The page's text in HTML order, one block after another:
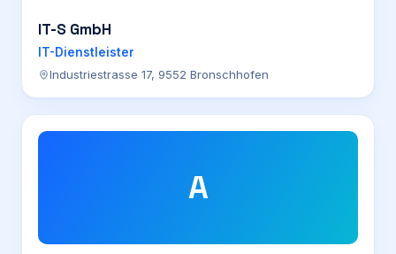
IT-S GmbH
IT-Dienstleister
Industriestrasse 17, 9552 Bronschhofen
A